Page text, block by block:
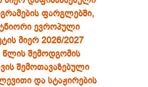
ფარგლებში,
ევროპული
მიერ 2026/2027
შემოდგომის
შემოთავაზებული
და სტაჟირების